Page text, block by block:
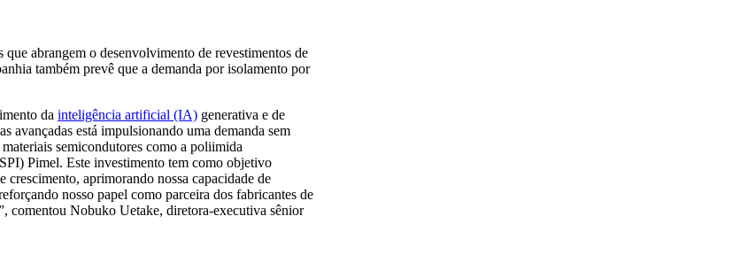
abrangem o desenvolvimento de revestimentos de
também prevê que a demanda por isolamento por
da inteligência artificial (IA) ​​generativa e de
avançadas está impulsionando uma demanda sem
materiais semicondutores como a poliimida
Pimel. Este investimento tem como objetivo
crescimento, aprimorando nossa capacidade de
nosso papel como parceira dos fabricantes de
comentou Nobuko Uetake, diretora-executiva sênior